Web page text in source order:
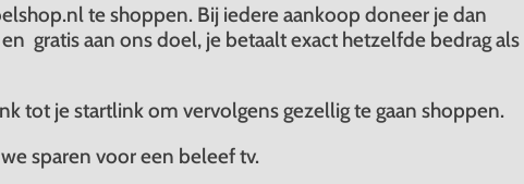
te shoppen. Bij iedere aankoop doneer je dan
gratis aan ons doel, je betaalt exact hetzelfde bedrag als
tot je startlink om vervolgens gezellig te gaan shoppen.
sparen voor een beleef tv.